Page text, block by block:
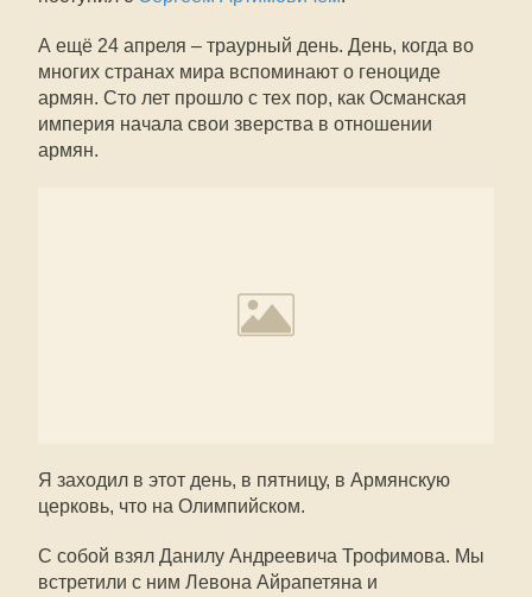
А ещё 24 апреля – траурный день. День, когда во
многих странах мира вспоминают о геноциде
армян. Сто лет прошло с тех пор, как Османская
империя начала свои зверства в отношении
армян.
Я заходил в этот день, в пятницу, в Армянскую
церковь, что на Олимпийском.
С собой взял Данилу Андреевича Трофимова. Мы
встретили с ним Левона Айрапетяна и